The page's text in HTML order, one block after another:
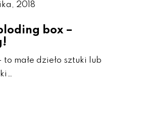
2018
box –
to małe dzieło sztuki lub